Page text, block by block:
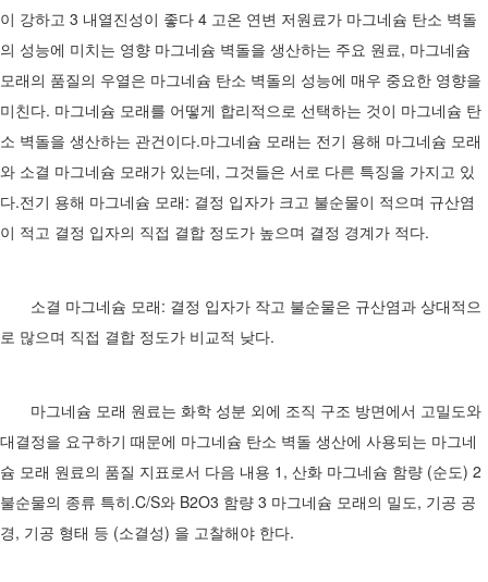
이 강하고 3 내열진성이 좋다 4 고온 연변 저원료가 마그네슘 탄소 벽돌
의 성능에 미치는 영향 마그네슘 벽돌을 생산하는 주요 원료, 마그네슘
모래의 품질의 우열은 마그네슘 탄소 벽돌의 성능에 매우 중요한 영향을
미친다. 마그네슘 모래를 어떻게 합리적으로 선택하는 것이 마그네슘 탄
소 벽돌을 생산하는 관건이다.마그네슘 모래는 전기 용해 마그네슘 모래
와 소결 마그네슘 모래가 있는데, 그것들은 서로 다른 특징을 가지고 있
다.전기 용해 마그네슘 모래: 결정 입자가 크고 불순물이 적으며 규산염
이 적고 결정 입자의 직접 결합 정도가 높으며 결정 경계가 적다.
소결 마그네슘 모래: 결정 입자가 작고 불순물은 규산염과 상대적으
로 많으며 직접 결합 정도가 비교적 낮다.
마그네슘 모래 원료는 화학 성분 외에 조직 구조 방면에서 고밀도와
대결정을 요구하기 때문에 마그네슘 탄소 벽돌 생산에 사용되는 마그네
슘 모래 원료의 품질 지표로서 다음 내용 1, 산화 마그네슘 함량 (순도) 2
불순물의 종류 특히.C/S와 B2O3 함량 3 마그네슘 모래의 밀도, 기공 공
경, 기공 형태 등 (소결성) 을 고찰해야 한다.